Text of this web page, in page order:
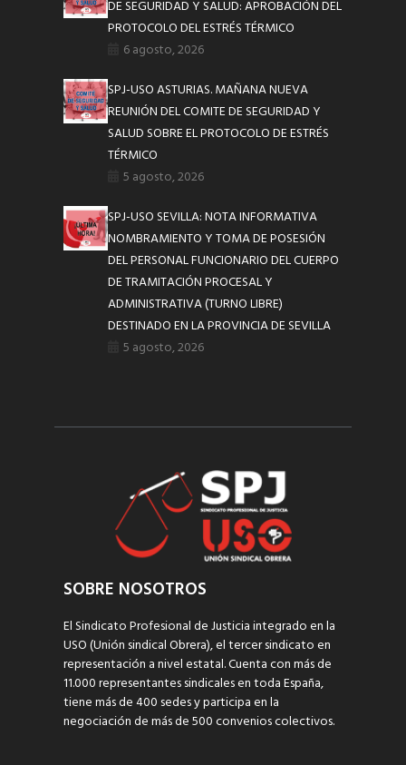
DE SEGURIDAD Y SALUD: APROBACIÓN DEL
PROTOCOLO DEL ESTRÉS TÉRMICO
6 agosto, 2026
SPJ-USO ASTURIAS. MAÑANA NUEVA
REUNIÓN DEL COMITE DE SEGURIDAD Y
SALUD SOBRE EL PROTOCOLO DE ESTRÉS
TÉRMICO
5 agosto, 2026
SPJ-USO SEVILLA: NOTA INFORMATIVA
NOMBRAMIENTO Y TOMA DE POSESIÓN
DEL PERSONAL FUNCIONARIO DEL CUERPO
DE TRAMITACIÓN PROCESAL Y
ADMINISTRATIVA (TURNO LIBRE)
DESTINADO EN LA PROVINCIA DE SEVILLA
5 agosto, 2026
SOBRE NOSOTROS
El Sindicato Profesional de Justicia integrado en la
USO (Unión sindical Obrera), el tercer sindicato en
representación a nivel estatal. Cuenta con más de
11.000 representantes sindicales en toda España,
tiene más de 400 sedes y participa en la
negociación de más de 500 convenios colectivos.